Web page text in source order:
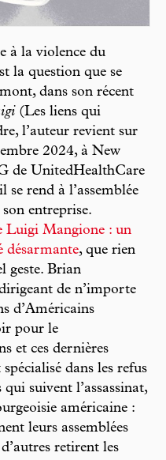
à la violence du
la question que se
dans son récent
(Les liens qui
l’auteur revient sur
2024, à New
de UnitedHealthCare
rend à l’assemblée
entreprise.
Luigi Mangione : un
désarmante, que rien
geste. Brian
de n’importe
d’Américains
pour le
et ces dernières
spécialisé dans les refus
suivent l’assassinat,
américaine :
leurs assemblées
retirent les